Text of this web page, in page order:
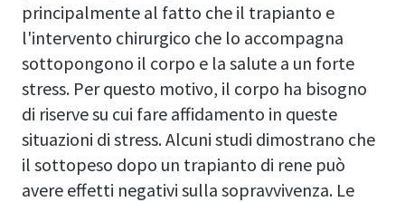
principalmente al fatto che il trapianto e
l'intervento chirurgico che lo accompagna
sottopongono il corpo e la salute a un forte
stress. Per questo motivo, il corpo ha bisogno
di riserve su cui fare affidamento in queste
situazioni di stress. Alcuni studi dimostrano che
il sottopeso dopo un trapianto di rene può
avere effetti negativi sulla sopravvivenza. Le